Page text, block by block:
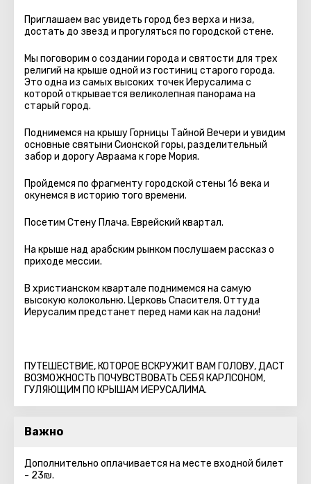
Приглашаем вас увидеть город без верха и низа,
достать до звезд и прогуляться по городской стене.
Мы поговорим о создании города и святости для трех
религий на крыше одной из гостиниц старого города.
Это одна из самых высоких точек Иерусалима с
которой открывается великолепная панорама на
старый город.
Поднимемся на крышу Горницы Тайной Вечери и увидим
основные святыни Сионской горы, разделительный
забор и дорогу Авраама к горе Мория.
Пройдемся по фрагменту городской стены 16 века и
окунемся в историю того времени.
Посетим Стену Плача. Еврейский квартал.
На крыше над арабским рынком послушаем рассказ о
приходе мессии.
В христианском квартале поднимемся на самую
высокую колокольню. Церковь Спасителя. Оттуда
Иерусалим предстанет перед нами как на ладони!
ПУТЕШЕСТВИЕ, КОТОРОЕ ВСКРУЖИТ ВАМ ГОЛОВУ, ДАСТ
ВОЗМОЖНОСТЬ ПОЧУВСТВОВАТЬ СЕБЯ КАРЛСОНОМ,
ГУЛЯЮЩИМ ПО КРЫШАМ ИЕРУСАЛИМА.
Важно
Дополнительно оплачивается на месте входной билет
- 23₪.